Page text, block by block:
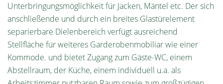
Unterbringungsmöglichkeit für Jacken, Mäntel etc. Der sich
anschließende und durch ein breites Glastürelement
separierbare Dielenbereich verfügt ausreichend
Stellfläche für weiteres Garderobenmobiliar wie einer
Kommode. und bietet Zugang zum Gäste-WC, einem
Abstellraum, der Küche, einem individuell u.a. als